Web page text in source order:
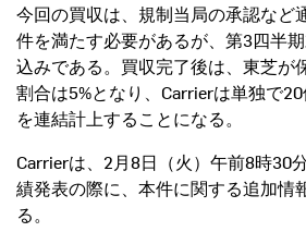
今回の買収は、規制当局の承認など
件を満たす必要があるが、第3四半
込みである。買収完了後は、東芝が
割合は5%となり、Carrierは単独で
を連結計上することになる。
Carrierは、2月8日（火）午前8時30
績発表の際に、本件に関する追加情
る。